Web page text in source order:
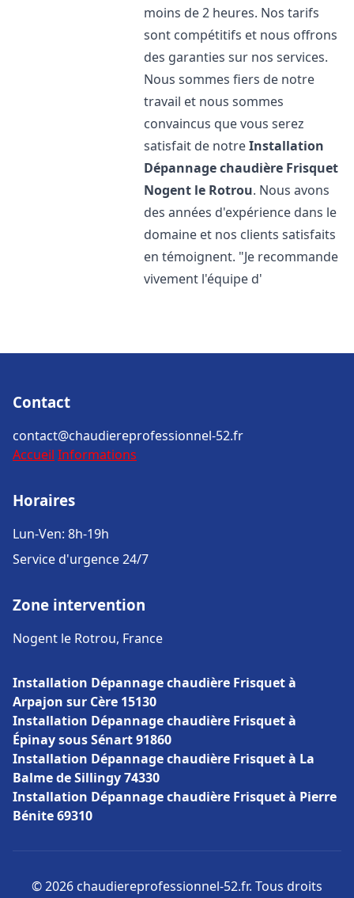
moins de 2 heures. Nos tarifs
sont compétitifs et nous offrons
des garanties sur nos services.
Nous sommes fiers de notre
travail et nous sommes
convaincus que vous serez
satisfait de notreInstallation
Dépannage chaudière Frisquet
Nogent le Rotrou. Nous avons
des années d'expérience dans le
domaine et nos clients satisfaits
en témoignent. "Je recommande
vivement l'équipe d'
Contact
contact@chaudiereprofessionnel-52.fr
Accueil Informations
Horaires
Lun-Ven: 8h-19h
Service d'urgence 24/7
Zone intervention
Nogent le Rotrou, France
Installation Dépannage chaudière Frisquet à
Arpajon sur Cère 15130
Installation Dépannage chaudière Frisquet à
Épinay sous Sénart 91860
Installation Dépannage chaudière Frisquet à La
Balme de Sillingy 74330
Installation Dépannage chaudière Frisquet à Pierre
Bénite 69310
© 2026 chaudiereprofessionnel-52.fr. Tous droits